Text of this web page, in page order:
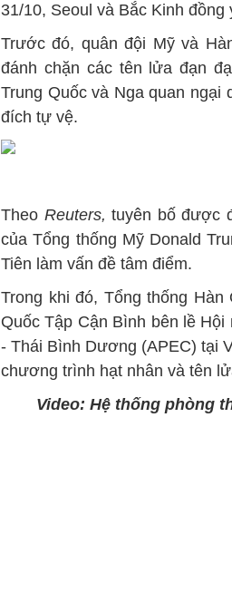
31/10, Seoul và Bắc Kinh
Trước đó, quân đội Mỹ và
đánh chặn các tên lửa đạn
Trung Quốc và Nga quan ngại
đích tự vệ.
Theo Reuters, tuyên bố được
của Tổng thống Mỹ Donald
Tiên làm vấn đề tâm điểm.
Trong khi đó, Tổng thống
Quốc Tập Cận Bình bên lề
- Thái Bình Dương (APEC) tại
chương trình hạt nhân và tên
Video: Hệ thống phòng